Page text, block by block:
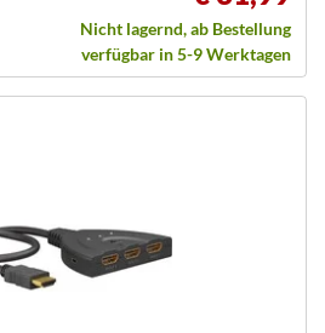
Nicht lagernd, ab Bestellung
verfügbar in 5-9 Werktagen